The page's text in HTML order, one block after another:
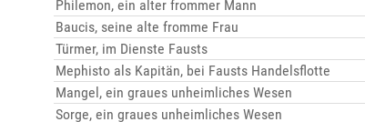
Philemon, ein alter frommer Mann
Baucis, seine alte fromme Frau
Türmer, im Dienste Fausts
Mephisto als Kapitän, bei Fausts Handelsflotte
Mangel, ein graues unheimliches Wesen
Sorge, ein graues unheimliches Wesen